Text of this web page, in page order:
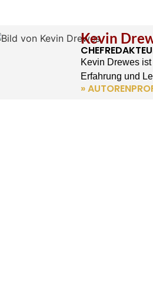
Kevin
Kevin Drewes
Erfahrung und
»